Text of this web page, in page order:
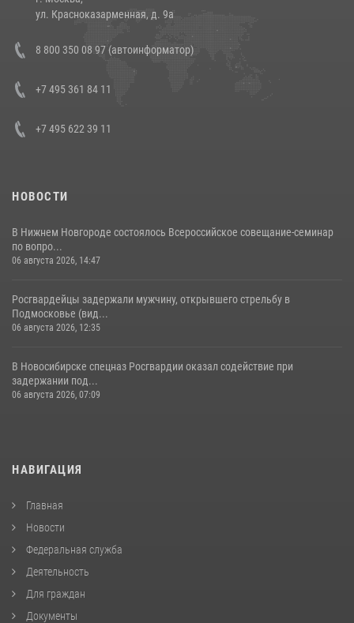
14 июля 2026, 12:20
В Росгвардии прошла военно-научная конференция по обобщению
боевого опыта
ул. Красноказарменная, д. 9а
8 800 350 08 97 (автоинформатор)
+7 495 361 84 11
+7 495 622 39 11
НОВОСТИ
В Нижнем Новгороде состоялось Всероссийское совещание-семинар
по вопро...
06 августа 2026, 14:47
Росгвардейцы задержали мужчину, открывшего стрельбу в
Подмосковье (вид...
06 августа 2026, 12:35
В Новосибирске спецназ Росгвардии оказал содействие при
задержании под...
06 августа 2026, 07:09
НАВИГАЦИЯ
Главная
Новости
Федеральная служба
Деятельность
Для граждан
Документы